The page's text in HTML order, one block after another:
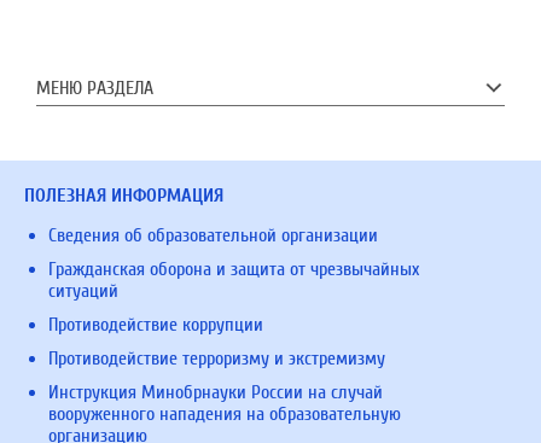
МЕНЮ РАЗДЕЛА
ПОЛЕЗНАЯ ИНФОРМАЦИЯ
Сведения об образовательной организации
Гражданская оборона и защита от чрезвычайных
ситуаций
Противодействие коррупции
Противодействие терроризму и экстремизму
Инструкция Минобрнауки России на случай
вооруженного нападения на образовательную
организацию